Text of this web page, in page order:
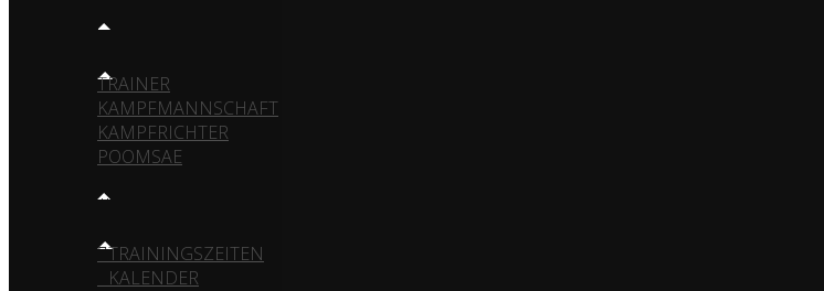
TEAM
TRAINER
KAMPFMANNSCHAFT
KAMPFRICHTER
POOMSAE
TRAINING
TRAININGSZEITEN
KALENDER